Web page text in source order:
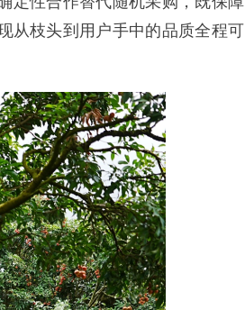
从枝头到用户手中的品质全程可